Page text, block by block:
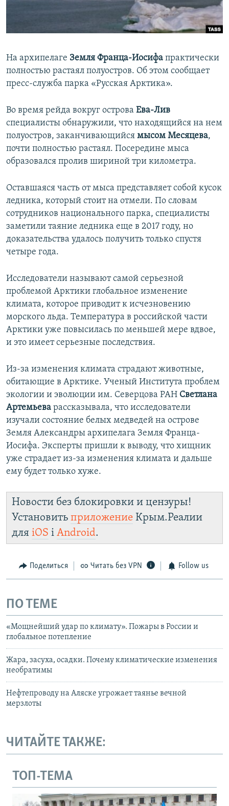
УКРАИНСКАЯ ПРОБЛЕМА КРЫМА
Все сайты RFE/RL
На архипелаге Земля Франца-Иосифа практически
полностью растаял полуостров. Об этом сообщает
пресс-служба парка «Русская Арктика».
Во время рейда вокруг острова Ева-Лив
специалисты обнаружили, что находящийся на нем
полуостров, заканчивающийся мысом Месяцева,
почти полностью растаял. Посередине мыса
образовался пролив шириной три километра.
Оставшаяся часть от мыса представляет собой кусок
ледника, который стоит на отмели. По словам
сотрудников национального парка, специалисты
заметили таяние ледника еще в 2017 году, но
доказательства удалось получить только спустя
четыре года.
Исследователи называют самой серьезной
проблемой Арктики глобальное изменение
климата, которое приводит к исчезновению
морского льда. Температура в российской части
Арктики уже повысилась по меньшей мере вдвое,
и это имеет серьезные последствия.
Из-за изменения климата страдают животные,
обитающие в Арктике. Ученый Института проблем
экологии и эволюции им. Северцова РАН Светлана
Артемьева рассказывала, что исследователи
изучали состояние белых медведей на острове
Земля Александры архипелага Земля Франца-
Иосифа. Эксперты пришли к выводу, что хищник
уже страдает из-за изменения климата и дальше
ему будет только хуже.
Новости без блокировки и цензуры!
Установить приложение Крым.Реалии
для iOS і Android.
Поделиться Читать без VPN Follow us
ПО ТЕМЕ
«Мощнейший удар по климату». Пожары в России и
глобальное потепление
Жара, засуха, осадки. Почему климатические изменения
необратимы
Нефтепроводу на Аляске угрожает таянье вечной
мерзлоты
ЧИТАЙТЕ ТАКЖЕ:
ТОП-ТЕМА